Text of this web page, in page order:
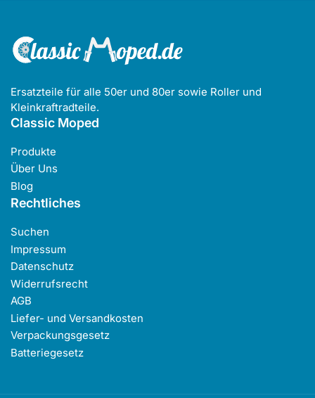
Ersatzteile für alle 50er und 80er sowie Roller und
Kleinkraftradteile.
Classic Moped
Produkte
Über Uns
Blog
Rechtliches
Suchen
Impressum
Datenschutz
Widerrufsrecht
AGB
Liefer- und Versandkosten
Verpackungsgesetz
Batteriegesetz